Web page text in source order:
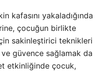
kafasını yakaladığında
çocuğun birlikte
sakinleştirici teknikleri
güvence sağlamak da
etkinliğinde çocuk,